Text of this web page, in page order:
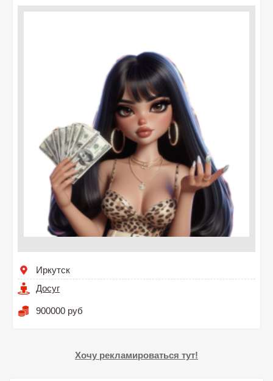
Иркутск
Досуг
900000 руб
Хочу рекламироваться тут!